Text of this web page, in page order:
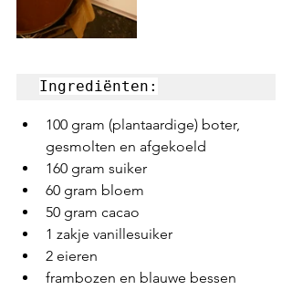
Ingrediënten:
100 gram (plantaardige) boter,
gesmolten en afgekoeld
160 gram suiker
60 gram bloem
50 gram cacao
1 zakje vanillesuiker
2 eieren
frambozen en blauwe bessen